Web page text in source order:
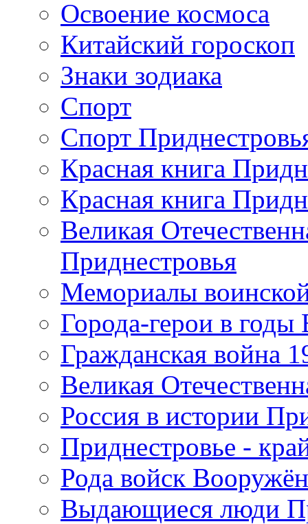
Освоение космоса
Китайский гороскоп
Знаки зодиака
Спорт
Спорт
Красная книга
Красная книга
Великая
Приднестровья
Мемориалы
Города-герои в
Гражданская война
Великая
Россия в истории
Приднестровье -
Рода войск
Выдающиеся люди